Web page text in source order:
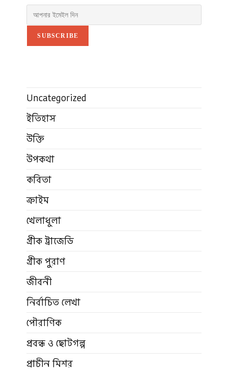
SUBSCRIBE
Uncategorized
ইতিহাস
উক্তি
উপকথা
কবিতা
ক্রাইম
খেলাধুলা
গ্রীক ট্রাজেডি
গ্রীক পুরাণ
জীবনী
নির্বাচিত লেখা
পৌরাণিক
প্রবন্ধ ও ছোটগল্প
প্রাচীন মিশর